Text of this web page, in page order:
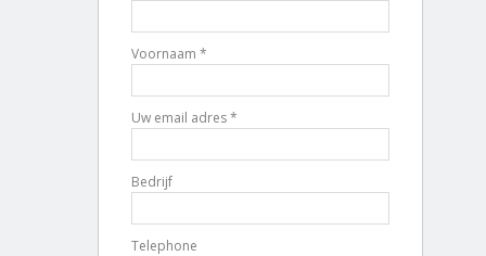
Voornaam *
Uw email adres *
Bedrijf
Telephone